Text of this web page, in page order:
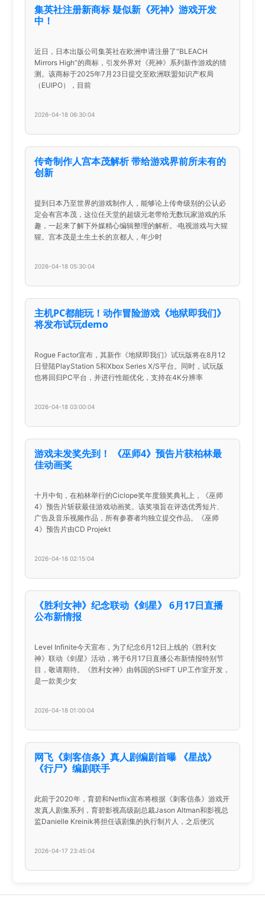
集英社注册新商标 疑似新《死神》游戏开发
中！
近日，日本出版公司集英社在欧洲申请注册了“BLEACH
Mirrors High”的商标，引发外界对《死神》系列新作游戏的猜
测。该商标于2025年7月23日提交至欧洲联盟知识产权局
（EUIPO），目前
2026-04-18 06:30:04
传奇制作人宫本茂解析 带给游戏界前所未有的
创新
提到日本乃至世界的游戏制作人，能够论上传奇级别的公认必
定会有宫本茂，这位任天堂的超级元老带给无数玩家游戏的乐
趣，一起来了解下外媒精心编辑整理的解析。·电视游戏与大猩
猩。宫本茂是土生土长的京都人，年少时
2026-04-18 05:30:04
主机PC都能玩！动作冒险游戏《地狱即我们》
将发布试玩demo
Rogue Factor宣布，其新作《地狱即我们》试玩版将在8月12
日登陆PlayStation 5和Xbox Series X/S平台。同时，试玩版
也将回归PC平台，并进行性能优化，支持在4K分辨率
2026-04-18 03:00:04
游戏未发奖先到！ 《巫师4》预告片获柏林最
佳动画奖
十月中旬，在柏林举行的Ciclope奖年度颁奖典礼上，《巫师
4》预告片斩获最佳游戏动画奖。该奖项旨在评选优秀短片、
广告及音乐视频作品，所有参赛者均独立提交作品。《巫师
4》预告片由CD Projekt
2026-04-18 02:15:04
《胜利女神》纪念联动《剑星》 6月17日直播
公布新情报
Level Infinite今天宣布，为了纪念6月12日上线的《胜利女
神》联动《剑星》活动，将于6月17日直播公布新情报特别节
目，敬请期待。《胜利女神》由韩国的SHIFT UP工作室开发，
是一款美少女
2026-04-18 01:00:04
网飞《刺客信条》真人剧编剧首曝 《星战》
《行尸》编剧联手
此前于2020年，育碧和Netflix宣布将根据《刺客信条》游戏开
发真人剧集系列，育碧影视高级副总裁Jason Altman和影视总
监Danielle Kreinik将担任该剧集的执行制片人，之后便沉
2026-04-17 23:45:04